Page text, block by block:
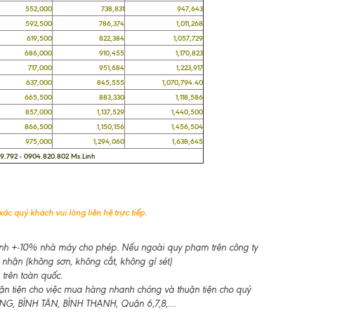
552,000 738,831
947,643
592,500 786,374
1,011,268
619,500 822,384
1,057,729
686,000 910,455
1,170,823
717,000 951,684
1,223,917
637,000 845,555
1,070,794.40
665,500 883,330
1,118,586
857,000 1,137,529
1,440,500
866,500 1,150,156
1,456,504
975,000 1,294,060
1,638,645
- 0904.820.802 Ms.Linh
quý khách vui lòng liên hệ trực tiếp.
+-10% nhà máy cho phép. Nếu ngoài quy phạm trên công ty
(không sơn, không cắt, không gỉ sét)
toàn quốc.
tiện cho việc mua hàng nhanh chóng và thuận tiện cho quý
BÌNH TÂN, BÌNH THẠNH, Quận 6,7,8,....